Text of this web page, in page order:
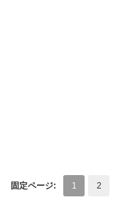
固定ページ: 1 2